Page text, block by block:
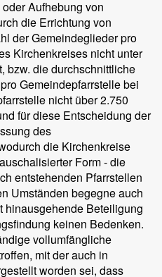
Aufhebung von
die Errichtung von
der Gemeindeglieder pro
Kirchenkreises nicht unter
bzw. die durchschnittliche
Gemeindepfarrstelle bei
nicht über 2.750
für diese Entscheidung der
des
die Kirchenkreise
Form - die
entstehenden Pfarrstellen
Umständen begegne auch
hinausgehende Beteiligung
keinen Bedenken.
vollumfängliche
mit der auch in
worden sei, dass